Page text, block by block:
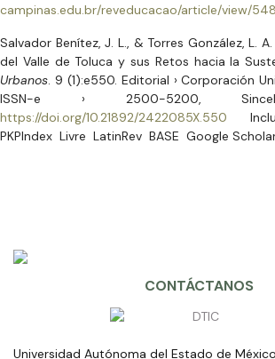
campinas.edu.br/reveducacao/article/view/
Salvador Benítez, J. L., & Torres González, L.
del Valle de Toluca y sus Retos hacia la
Urbanos. 9 (1):e550. Editorial › Corporación
ISSN-e › 2500-5200,
https://doi.org/10.21892/2422085X.550
PKPIndex Livre LatinRev BASE Google
CONTÁCTANOS
Universidad Autónoma del Estado de